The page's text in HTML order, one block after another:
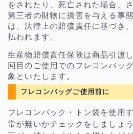
をされたり、死亡された場合、
第三者の財物に損害を与える事
は、法律上の賠償責任に基づき
払われます。
生産物賠償責任保険は商品引渡
回目のご使用でのフレコンバッ
象といたします。
フレコンバッグご使用前に
フレコンバック・トン袋を使用
常が無いかチェックをしましょう